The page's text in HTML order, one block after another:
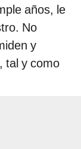
años, le
No
y
tal y como